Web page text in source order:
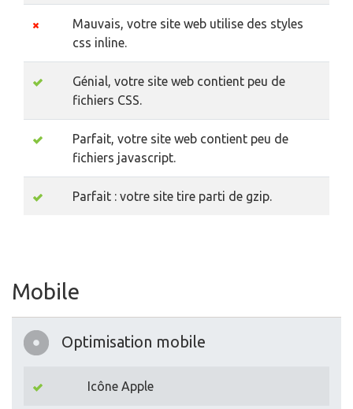
Mauvais, votre site web utilise des styles
css inline.
Génial, votre site web contient peu de
fichiers CSS.
Parfait, votre site web contient peu de
fichiers javascript.
Parfait : votre site tire parti de gzip.
Mobile
Optimisation mobile
Icône Apple